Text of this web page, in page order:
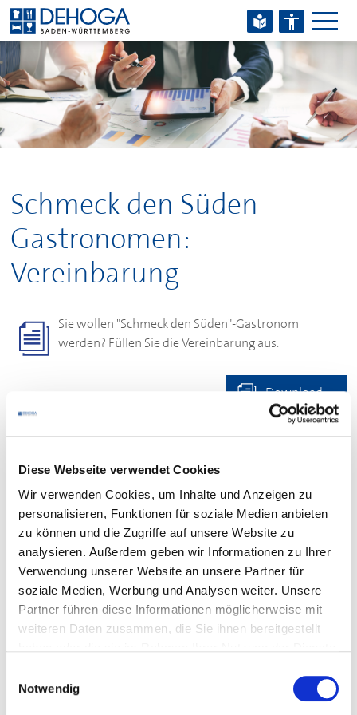
Diese Webseite verwendet Cookies
Wir verwenden Cookies, um Inhalte und Anzeigen zu
personalisieren, Funktionen für soziale Medien anbieten
zu können und die Zugriffe auf unsere Website zu
analysieren. Außerdem geben wir Informationen zu Ihrer
Verwendung unserer Website an unsere Partner für
soziale Medien, Werbung und Analysen weiter. Unsere
Partner führen diese Informationen möglicherweise mit
weiteren Daten zusammen, die Sie ihnen bereitgestellt
Notwendig
Zum Hauptinhalt springen
Zum Footerinhalt springen
Schmeck den Süden
Gastronomen:
Vereinbarung
Sie wollen "Schmeck den Süden"-Gastronom
werden? Füllen Sie die Vereinbarung aus.
Download
Ihr Kontakt
Beifachlichen Fragenzu den Dokumenten wenden Sie
sich bitte an Ihre zuständige
DEHOGA -Geschäftsstelle.
Für denLoginbeachten Sie bitte den Kasten unten. Falls
es Probleme mit dem Login gibt, wenden Sie sich bitte
an den Mitgliederservice: